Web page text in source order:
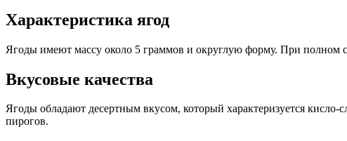
Характеристика ягод
Ягоды имеют массу около 5 граммов и округлую форму. При полном
Вкусовые качества
Ягоды обладают десертным вкусом, который характеризуется
пирогов.